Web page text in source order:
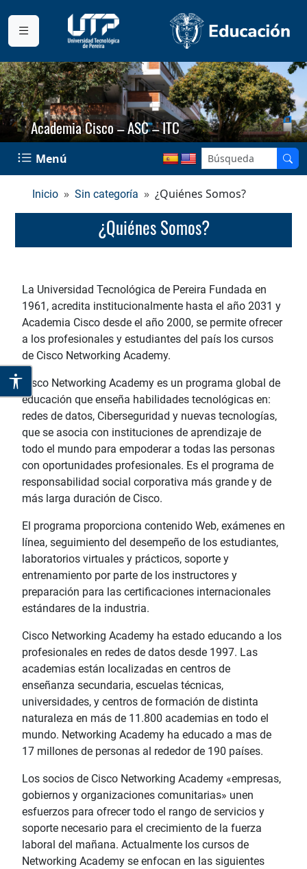
Academia Cisco – ASC – ITC
Menú
Inicio Sin categoría ¿Quiénes Somos?
¿Quiénes Somos?
La Universidad Tecnológica de Pereira Fundada en
1961, acredita institucionalmente hasta el año 2031 y
Academia Cisco desde el año 2000, se permite ofrecer
a los profesionales y estudiantes del país los cursos
de Cisco Networking Academy.
Cisco Networking Academy es un programa global de
educación que enseña habilidades tecnológicas en:
redes de datos, Ciberseguridad y nuevas tecnologías,
que se asocia con instituciones de aprendizaje de
todo el mundo para empoderar a todas las personas
con oportunidades profesionales. Es el programa de
responsabilidad social corporativa más grande y de
más larga duración de Cisco.
El programa proporciona contenido Web, exámenes en
línea, seguimiento del desempeño de los estudiantes,
laboratorios virtuales y prácticos, soporte y
entrenamiento por parte de los instructores y
preparación para las certificaciones internacionales
estándares de la industria.
Cisco Networking Academy ha estado educando a los
profesionales en redes de datos desde 1997. Las
academias están localizadas en centros de
enseñanza secundaria, escuelas técnicas,
universidades, y centros de formación de distinta
naturaleza en más de 11.800 academias en todo el
mundo. Networking Academy ha educado a mas de
17 millones de personas al rededor de 190 países.
Los socios de Cisco Networking Academy «empresas,
gobiernos y organizaciones comunitarias» unen
esfuerzos para ofrecer todo el rango de servicios y
soporte necesario para el crecimiento de la fuerza
laboral del mañana. Actualmente los cursos de
Networking Academy se enfocan en las siguientes